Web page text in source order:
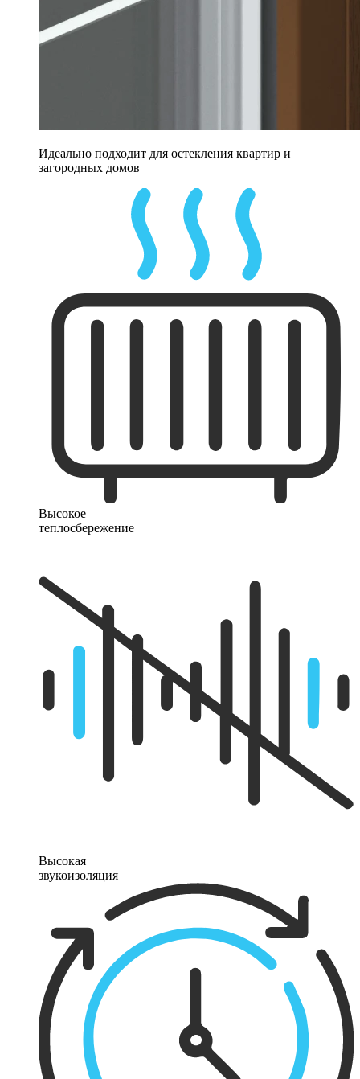
Идеально подходит для остекления квартир и
загородных домов
Высокое
теплосбережение
Высокая
звукоизоляция